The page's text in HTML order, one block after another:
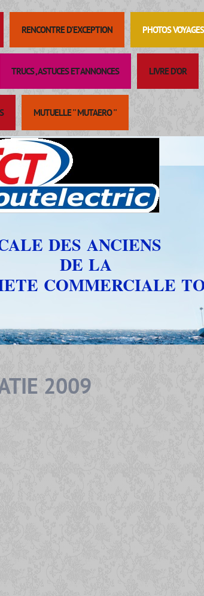
RENCONTRE D'EXCEPTION PHOTOS
TRUCS , ASTUCES ET ANNONCES LIVRE D'OR
MUTUELLE '' MUTAERO ''
DES ANCIENS
LA
COMMERCIALE
2009